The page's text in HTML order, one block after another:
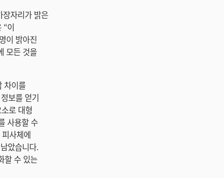
자리가 밝은
“이
이 밝아진
모든 것을
차이를
보를 얻기
로 대형
사용할 수
사체에
았습니다.
수 있는